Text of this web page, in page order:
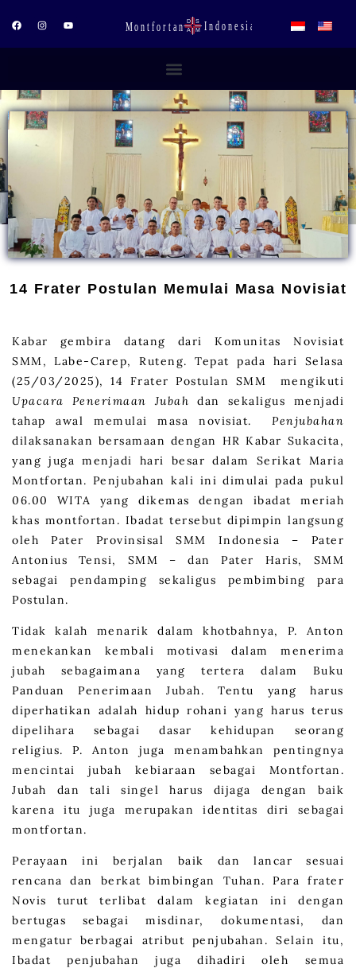
ke
konten
F
a
e
I
n
t
m
Y
o
t
14 Frater Postulan Memulai Masa Novisiat
Kabar gembira datang dari Komunitas Novisiat
SMM, Labe-Carep, Ruteng. Tepat pada hari Selasa
(25/03/2025), 14 Frater Postulan SMM mengikuti
Upacara Penerimaan Jubah dan sekaligus menjadi
tahap awal memulai masa novisiat. Penjubahan
dilaksanakan bersamaan dengan HR Kabar Sukacita,
yang juga menjadi hari besar dalam Serikat Maria
Montfortan. Penjubahan kali ini dimulai pada pukul
06.00 WITA yang dikemas dengan ibadat meriah
khas montfortan. Ibadat tersebut dipimpin langsung
oleh Pater Provinsisal SMM Indonesia – Pater
Antonius Tensi, SMM – dan Pater Haris, SMM
sebagai pendamping sekaligus pembimbing para
Postulan.
Tidak kalah menarik dalam khotbahnya, P. Anton
menekankan kembali motivasi dalam menerima
jubah sebagaimana yang tertera dalam Buku
Panduan Penerimaan Jubah. Tentu yang harus
diperhatikan adalah hidup rohani yang harus terus
dipelihara sebagai dasar kehidupan seorang
religius. P. Anton juga menambahkan pentingnya
mencintai jubah kebiaraan sebagai Montfortan.
Jubah dan tali singel harus dijaga dengan baik
karena itu juga merupakan identitas diri sebagai
montfortan.
Perayaan ini berjalan baik dan lancar sesuai
rencana dan berkat bimbingan Tuhan. Para frater
Novis turut terlibat dalam kegiatan ini dengan
bertugas sebagai misdinar, dokumentasi, dan
mengatur berbagai atribut penjubahan. Selain itu,
Ibadat penjubahan juga dihadiri oleh semua